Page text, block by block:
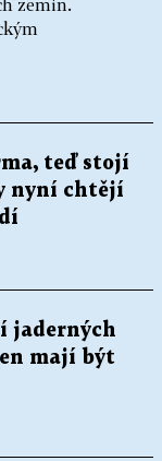
zemin.
teď stojí
nyní chtějí
jaderných
mají být